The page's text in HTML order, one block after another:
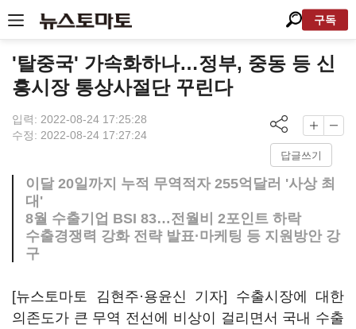
구독
'탈중국' 가속화하나…정부, 중동 등 신
흥시장 통상사절단 꾸린다
입력: 2022-08-24 17:25:28
수정: 2022-08-24 17:27:24
답글쓰기
이달 20일까지 누적 무역적자 255억달러 '사상 최
대'
8월 수출기업 BSI 83…전월비 2포인트 하락
수출경쟁력 강화 전략 발표·마케팅 등 지원방안 강
구
[뉴스토마토 김현주·용윤신 기자] 수출시장에 대한
의존도가 큰 무역 전선에 비상이 걸리면서 국내 수출